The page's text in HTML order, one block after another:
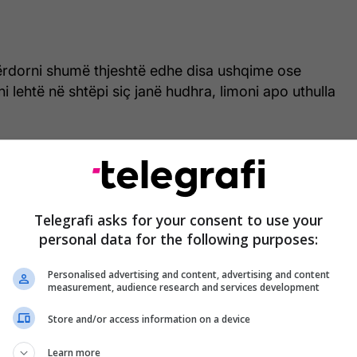
shumë thjeshtë edhe disa ushqime ose
lehtë në shtëpi siç janë hudhra, limoni apo uthulla
do të mësoni për 3 kura natyrale të cilat janë
kundër tensionit të lartë.
lëng limoni
e një limoni në një gotë me ujë dhe pijeni atë çdo
Telegrafi asks for your consent to use your
personal data for the following purposes:
Personalised advertising and content, advertising and content
measurement, audience research and services development
Store and/or access information on a device
Learn more